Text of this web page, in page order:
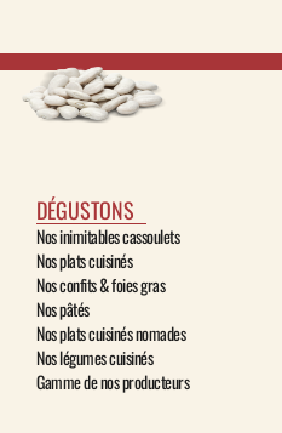
DÉGUSTONS
Nos inimitables cassoulets
Nos plats cuisinés
Nos confits & foies gras
Nos pâtés
Nos plats cuisinés nomades
Nos légumes cuisinés
Gamme de nos producteurs